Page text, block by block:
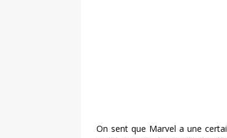
On sent que Marvel a une